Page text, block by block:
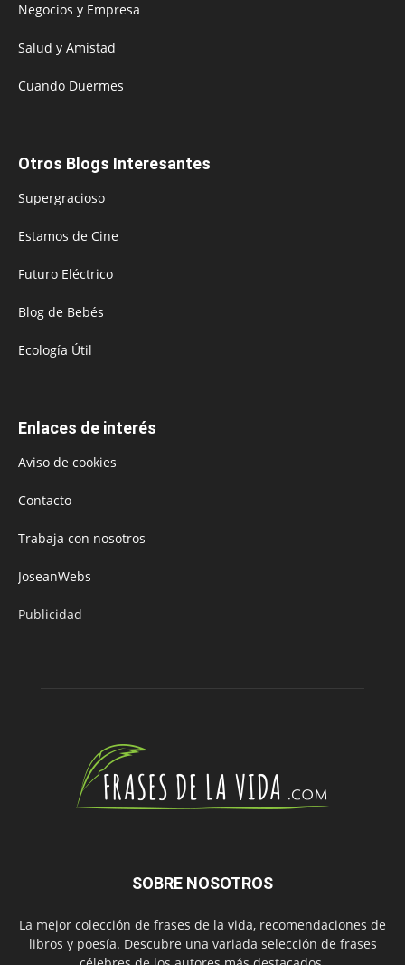
Negocios y Empresa
Salud y Amistad
Cuando Duermes
Otros Blogs Interesantes
Supergracioso
Estamos de Cine
Futuro Eléctrico
Blog de Bebés
Ecología Útil
Enlaces de interés
Aviso de cookies
Contacto
Trabaja con nosotros
JoseanWebs
Publicidad
SOBRE NOSOTROS
La mejor colección de frases de la vida, recomendaciones de
libros y poesía. Descubre una variada selección de frases